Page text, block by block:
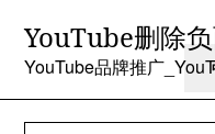
content
YouTube删除
YouTube品牌推广